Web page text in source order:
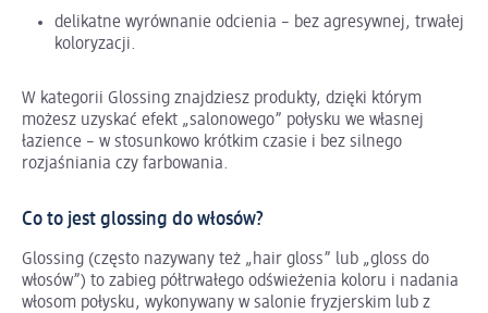
delikatne wyrównanie odcienia – bez agresywnej, trwałej
koloryzacji.
W kategorii Glossing znajdziesz produkty, dzięki którym
możesz uzyskać efekt „salonowego” połysku we własnej
łazience – w stosunkowo krótkim czasie i bez silnego
rozjaśniania czy farbowania.
Co to jest glossing do włosów?
Glossing (często nazywany też „hair gloss” lub „gloss do
włosów”) to zabieg półtrwałego odświeżenia koloru i nadania
włosom połysku, wykonywany w salonie fryzjerskim lub z